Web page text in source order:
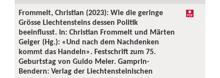
Frommelt, Christian (2023): Wie die geringe
Grösse Liechtensteins dessen Politik
beeinflusst. In: Christian Frommelt und Märten
Geiger (Hg.): «Und nach dem Nachdenken
kommt das Handeln». Festschrift zum 75.
Geburtstag von Guido Meier. Gamprin-
Bendern: Verlag der Liechtensteinischen